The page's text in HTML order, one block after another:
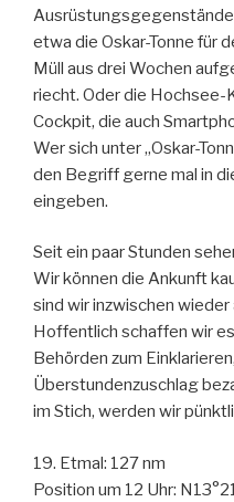
Ausrüstungsgegenstände
etwa die Oskar-Tonne für
Müll aus drei Wochen
riecht. Oder die
Cockpit, die auch
Wer sich unter „Oskar-
den Begriff gerne mal in
eingeben.
Seit ein paar Stunden
Wir können die Ankunft
sind wir inzwischen
Hoffentlich schaffen wir
Behörden zum
Überstundenzuschlag
im Stich, werden wir
19. Etmal: 127 nm
Position um 12 Uhr: